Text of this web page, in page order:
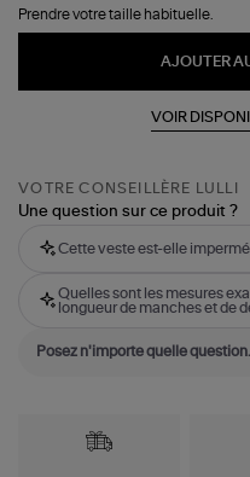
Prendre votre taille habituelle.
AJOUTER
VOIR
VOTRE CONSEILLÈRE LULLI
Une question sur ce produit ?
Cette veste est-elle
Quelles sont les mesures
longueur de manches et de